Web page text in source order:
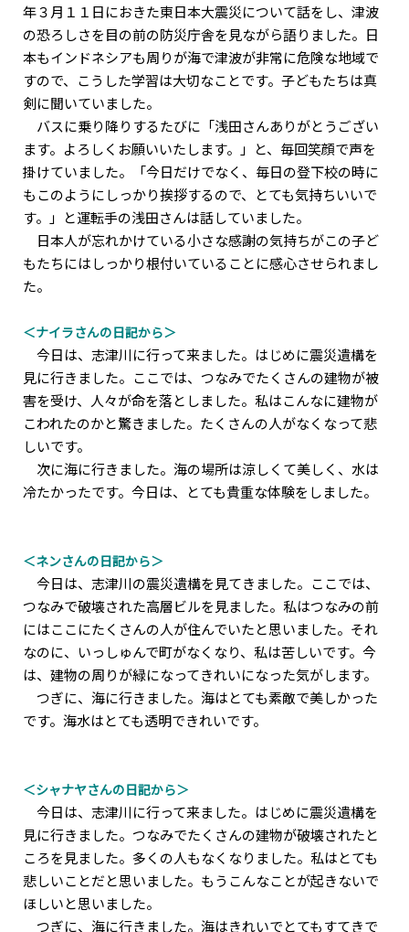
年３月１１日におきた東日本大震災について話をし、津波
の恐ろしさを目の前の防災庁舎を見ながら語りました。日
本もインドネシアも周りが海で津波が非常に危険な地域で
すので、こうした学習は大切なことです。子どもたちは真
剣に聞いていました。
バスに乗り降りするたびに「浅田さんありがとうござい
ます。よろしくお願いいたします。」と、毎回笑顔で声を
掛けていました。「今日だけでなく、毎日の登下校の時に
もこのようにしっかり挨拶するので、とても気持ちいいで
す。」と運転手の浅田さんは話していました。
日本人が忘れかけている小さな感謝の気持ちがこの子ど
もたちにはしっかり根付いていることに感心させられまし
た。
＜ナイラさんの日記から＞
今日は、志津川に行って来ました。はじめに震災遺構を
見に行きました。ここでは、つなみでたくさんの建物が被
害を受け、人々が命を落としました。私はこんなに建物が
こわれたのかと驚きました。たくさんの人がなくなって悲
しいです。
次に海に行きました。海の場所は涼しくて美しく、水は
冷たかったです。今日は、とても貴重な体験をしました。
＜ネンさんの日記から＞
今日は、志津川の震災遺構を見てきました。ここでは、
つなみで破壊された高層ビルを見ました。私はつなみの前
にはここにたくさんの人が住んでいたと思いました。それ
なのに、いっしゅんで町がなくなり、私は苦しいです。今
は、建物の周りが緑になってきれいになった気がします。
つぎに、海に行きました。海はとても素敵で美しかった
です。海水はとても透明できれいです。
＜シャナヤさんの日記から＞
今日は、志津川に行って来ました。はじめに震災遺構を
見に行きました。つなみでたくさんの建物が破壊されたと
ころを見ました。多くの人もなくなりました。私はとても
悲しいことだと思いました。もうこんなことが起きないで
ほしいと思いました。
つぎに、海に行きました。海はきれいでとてもすてきで